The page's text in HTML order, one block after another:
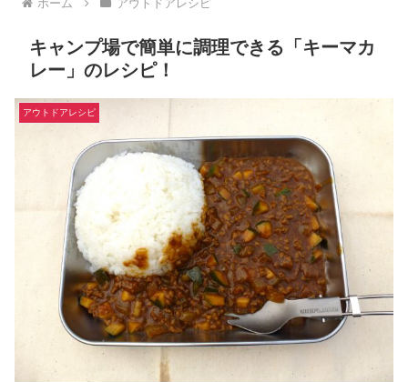
ホーム アウトドアレシピ
キャンプ場で簡単に調理できる「キーマカ
レー」のレシピ！
アウトドアレシピ